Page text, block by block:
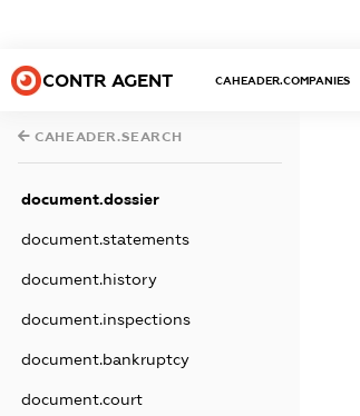
CONTR AGENT CAHEADER.COMPANIES
CAHEADER.SEARCH
document.dossier
document.statements
document.history
document.inspections
document.bankruptcy
document.court